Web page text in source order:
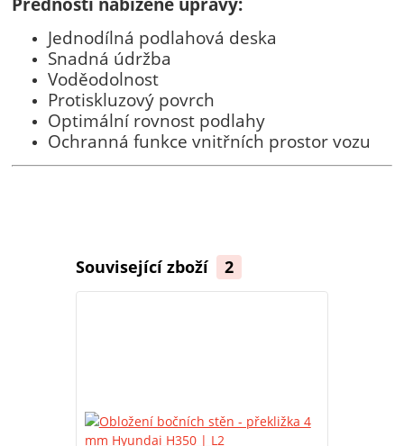
Jednodílná podlahová deska
Snadná údržba
Voděodolnost
Protiskluzový povrch
Optimální rovnost podlahy
Ochranná funkce vnitřních prostor vozu
Související zboží 2